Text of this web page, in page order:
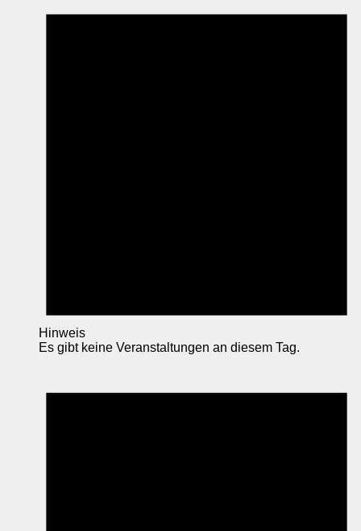
Hinweis
Es gibt keine Veranstaltungen an diesem Tag.